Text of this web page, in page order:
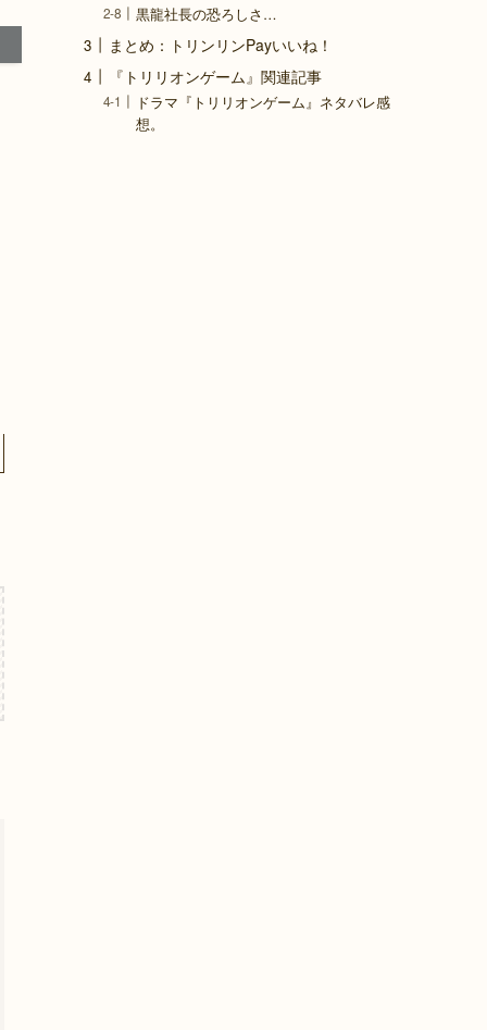
黒龍社長の恐ろしさ…
まとめ：トリンリンPayいいね！
『トリリオンゲーム』関連記事
ドラマ『トリリオンゲーム』ネタバレ感
想。